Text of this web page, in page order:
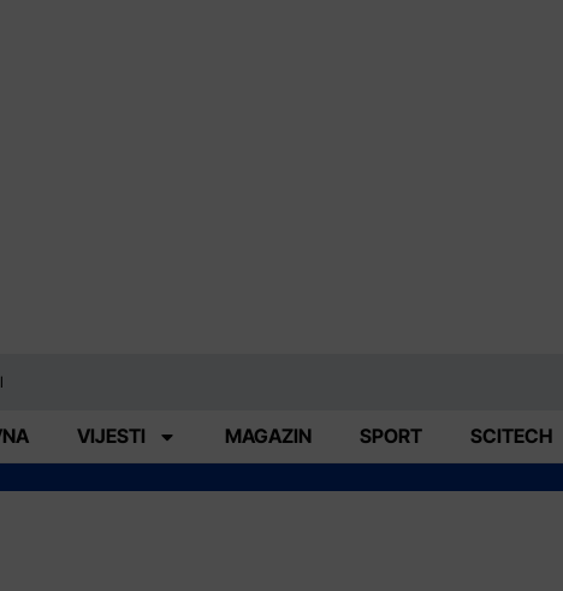
VIJESTI MAGAZIN SPORT SCITECH